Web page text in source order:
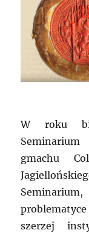
W roku
gmachu
szerzej